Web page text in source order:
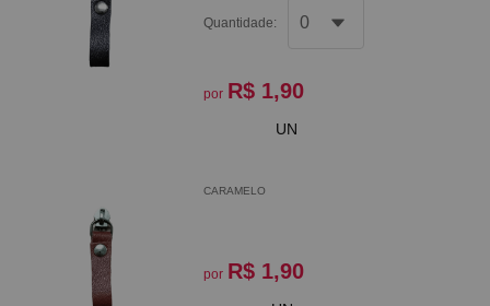
Quantidade:
por R$ 1,90
UN
CARAMELO
por R$ 1,90